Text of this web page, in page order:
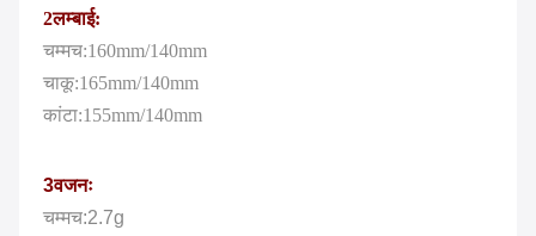
2लम्बाई:
चम्मच:160mm/140mm
चाकू:165mm/140mm
कांटा:155mm/140mm
3वजनः
चम्मच:2.7g